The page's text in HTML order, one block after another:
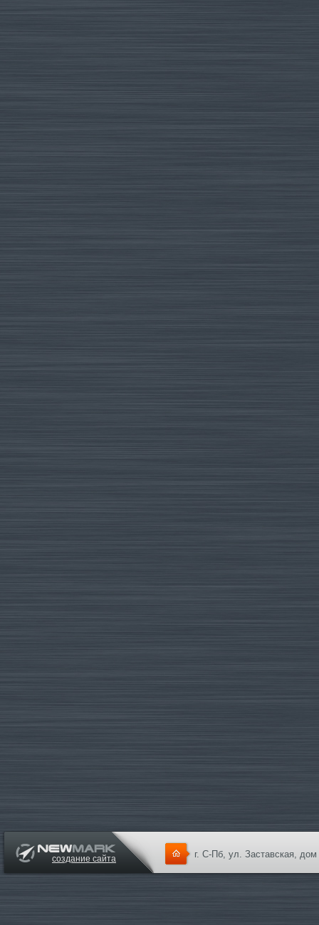
г. С-Пб, ул. Заставская, дом
создание сайта